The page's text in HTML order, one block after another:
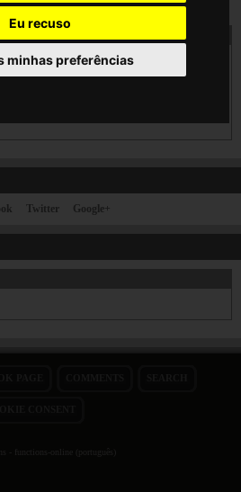
Eu recuso
minhas preferências
Twitter Google+
- functions-online (português)